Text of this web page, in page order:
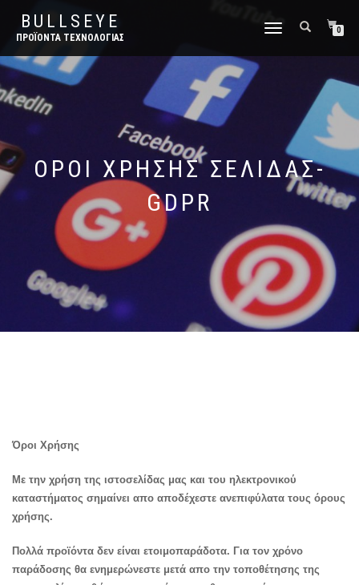
BULLSEYE
ΠΡΟΪΌΝΤΑ ΤΕΧΝΟΛΟΓΊΑΣ
ΕΝΑΛΛΑΓΉ
0
ΌΡΟΙ ΧΡΉΣΗΣ ΣΕΛΊΔΑΣ-
GDPR
Όροι Χρήσης
Με την χρήση της ιστοσελίδας μας και του ηλεκτρονικού
καταστήματος σημαίνει απο αποδέχεστε ανεπιφύλατα τους όρους
χρήσης.
Πολλά προϊόντα δεν είναι ετοιμοπαράδοτα. Για τον χρόνο
παράδοσης θα ενημερώνεστε μετά απο την τοποθέτησης της